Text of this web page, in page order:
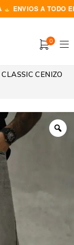
A TODO EL
0
CENIZO